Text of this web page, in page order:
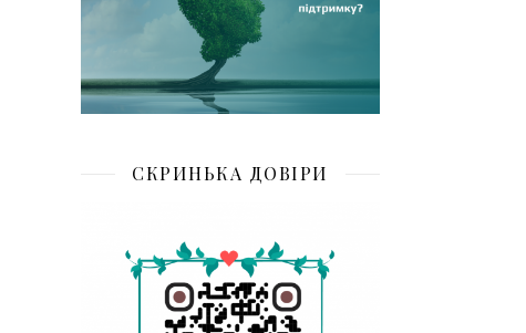
СКРИНЬКА ДОВІРИ